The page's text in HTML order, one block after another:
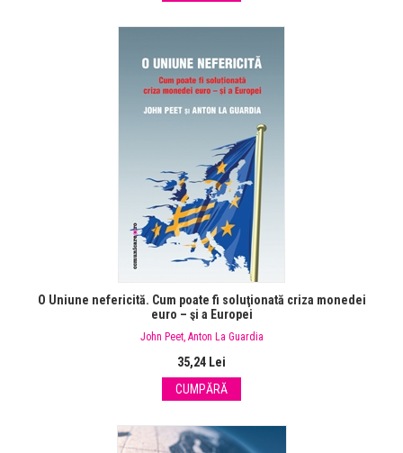
O Uniune nefericită. Cum poate fi soluţionată criza monedei
euro – şi a Europei
John Peet, Anton La Guardia
35,24 Lei
CUMPĂRĂ